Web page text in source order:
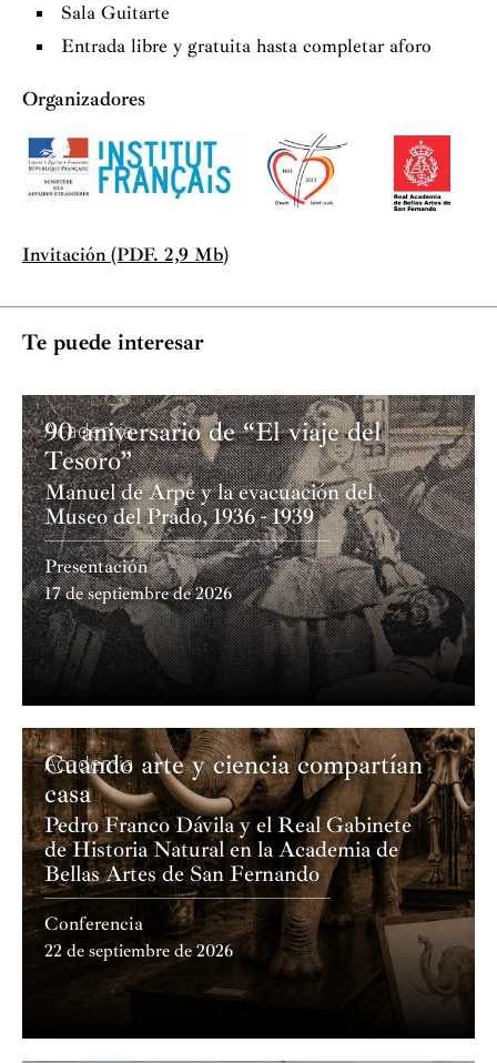
Sala Guitarte
Entrada libre y gratuita hasta completar aforo
Organizadores
Invitación (PDF. 2,9 Mb)
Te puede interesar
Academia
90 aniversario de “El viaje del
Tesoro”
Manuel de Arpe y la evacuación del
Museo del Prado, 1936 - 1939
Presentación
17 de septiembre de 2026
Academia
Cuando arte y ciencia compartían
casa
Pedro Franco Dávila y el Real Gabinete
de Historia Natural en la Academia de
Bellas Artes de San Fernando
Conferencia
22 de septiembre de 2026